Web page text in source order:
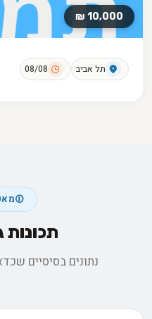
10,000 ₪
תל אביב 08/08
תכונות
נתונים בסיסיים